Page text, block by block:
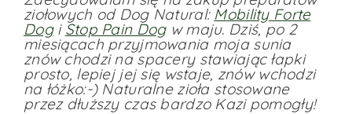
ziołowych od Dog Natural: Mobility Forte
Dogi Stop Pain Dogw maju. Dziś, po 2
miesiącach przyjmowania moja sunia
znów chodzi na spacery stawiając łapki
prosto, lepiej jej się wstaje, znów wchodzi
na łóżko:-) Naturalne zioła stosowane
przez dłuższy czas bardzo Kazi pomogły!